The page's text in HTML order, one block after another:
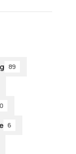
89
6